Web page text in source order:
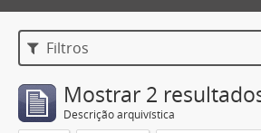
Filtros
Mostrar 2
Descrição arquivística